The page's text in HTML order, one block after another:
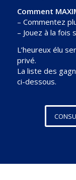
Comment
– Commentez
– Jouez à la fois
L’heureux élu
privé.
La liste des
ci-dessous.